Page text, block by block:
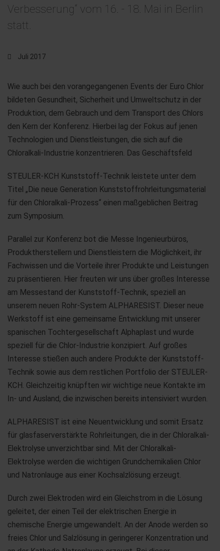
Verbesserung“ vom 16. - 18. Mai in Berlin
statt.
Juli 2017
Wie auch bei den vorangegangenen Events der Euro Chlor
bildeten Gesundheit, Sicherheit und Umweltschutz in der
Produktion, dem Gebrauch und dem Transport des Chlors
den Kern der Konferenz. Hierbei lag der Fokus auf jenen
Technologien und Dienstleistungen, die sich auf die
Chloralkali-Industrie konzentrieren. Das Geschäftsfeld
STEULER-KCH Kunststoff-Technik leistete unter dem
Titel „Die neue Generation Kunststoffrohrleitungsmaterial
für den Chloralkali-Prozess“ einen maßgeblichen Beitrag
zum Symposium.
Parallel zur Konferenz bot die Messe Ingenieurbüros,
Produktherstellern und Dienstleistern die Möglichkeit, ihr
Fachwissen und die Vorteile ihrer Produkte und Leistungen
zu präsentieren. Hier freuten wir uns über großes Interesse
am Messestand der Kunststoff-Technik, speziell an
unserem neuen Rohr-System ALPHARESIST. Dieser neue
Werkstoff ist eine gemeinsame Entwicklung mit unserer
spanischen Tochtergesellschaft Alphaplast und wurde
speziell für die Chlor-Industrie konzipiert. Auf großes
Interesse stießen auch andere Produkte der Kunststoff-
Technik sowie aus dem restlichen Portfolio der STEULER-
KCH. Gleichzeitig knüpften wir wichtige neue Kontakte im
In- und Ausland, die inzwischen bereits intensiviert wurden.
ALPHARESIST ist eine Neuentwicklung und somit Ersatz
für glasfaserverstärkte Rohrleitungen, die in der Chloralkali-
Elektrolyse unverzichtbar sind. Mit der Chloralkali-
Elektrolyse werden die wichtigen Grundchemikalien Chlor
und Natronlauge aus einer Kochsalzlösung erzeugt.
Durch zwei Elektroden wird ein Gleichstrom in die Lösung
geleitet, der einen Teil der elektrischen Energie in
chemische Energie umgewandelt. An der Anode werden so
freies Chlor und Salzlösung in geringerer Konzentration und